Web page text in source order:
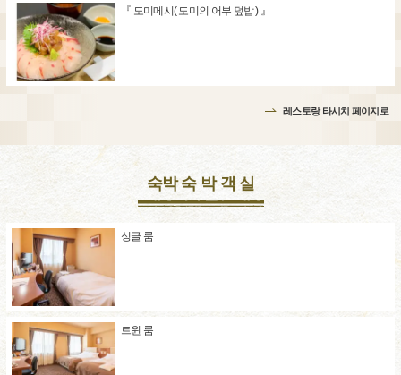
『 도미메시( 도미의 어부 덮밥 ) 』
레스토랑 타시치 페이지로
숙박 숙 박 객 실
싱글 룸
트윈 룸